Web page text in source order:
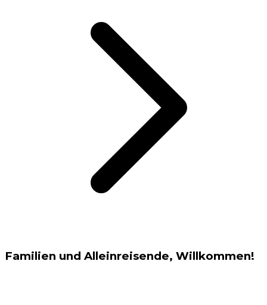
Familien und Alleinreisende, Willkommen!